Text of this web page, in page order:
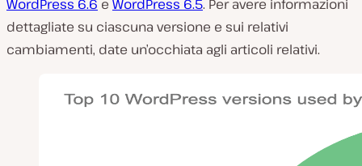
WordPress 6.6 e WordPress 6.5. Per avere informazioni
dettagliate su ciascuna versione e sui relativi
cambiamenti, date un’occhiata agli articoli relativi.